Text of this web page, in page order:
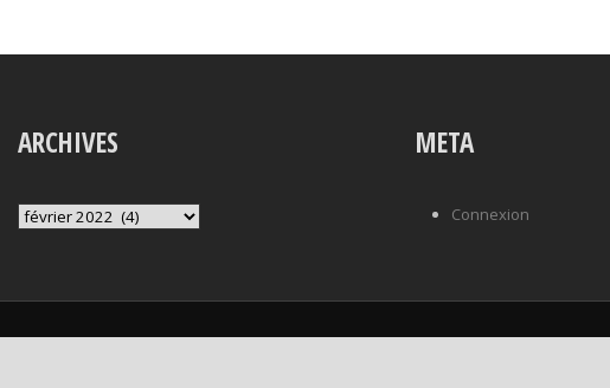
ARCHIVES
Archives
META
Connexion